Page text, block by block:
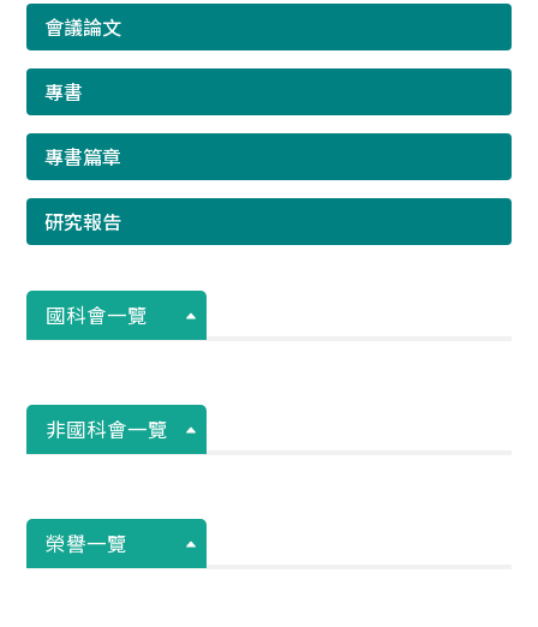
會議論文
專書
專書篇章
研究報告
國科會一覽
非國科會一覽
榮譽一覽